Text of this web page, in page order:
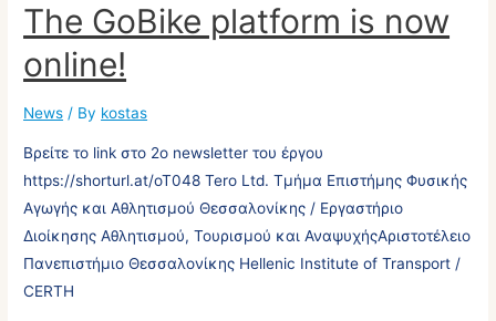
The GoBike platform is now
online!
News / By kostas
Βρείτε το link στο 2ο newsletter του έργου
https://shorturl.at/oT048 Tero Ltd. Τμήμα Επιστήμης Φυσικής
Αγωγής και Αθλητισμού Θεσσαλονίκης / Εργαστήριο
Διοίκησης Αθλητισμού, Τουρισμού και ΑναψυχήςΑριστοτέλειο
Πανεπιστήμιο Θεσσαλονίκης Hellenic Institute of Transport /
CERTH